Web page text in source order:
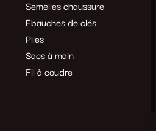
Semelles chaussure
Ebauches de clés
Piles
Sacs à main
Fil à coudre